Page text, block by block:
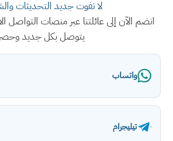
لا تفوت جديد التحديثات
انضم الآن إلى عائلتنا عبر منصات التواصل
يتوصل بكل جديد
واتساب
تيليجرام